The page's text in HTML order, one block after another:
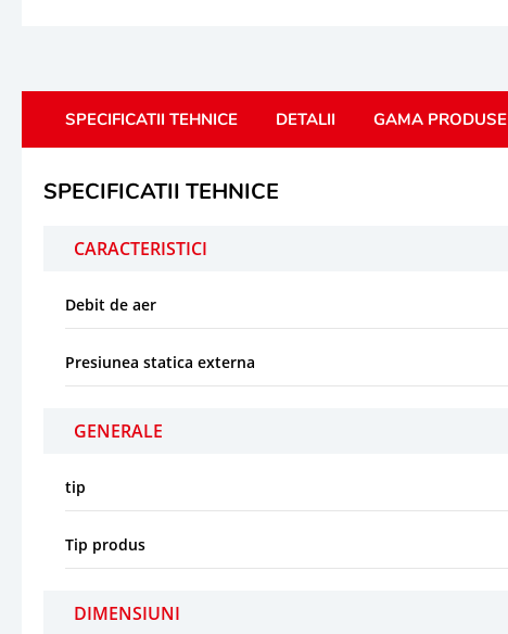
SPECIFICATII TEHNICE DETALII GAMA PRODUSE
SPECIFICATII TEHNICE
CARACTERISTICI
Debit de aer
Presiunea statica externa
GENERALE
tip
Tip produs
DIMENSIUNI